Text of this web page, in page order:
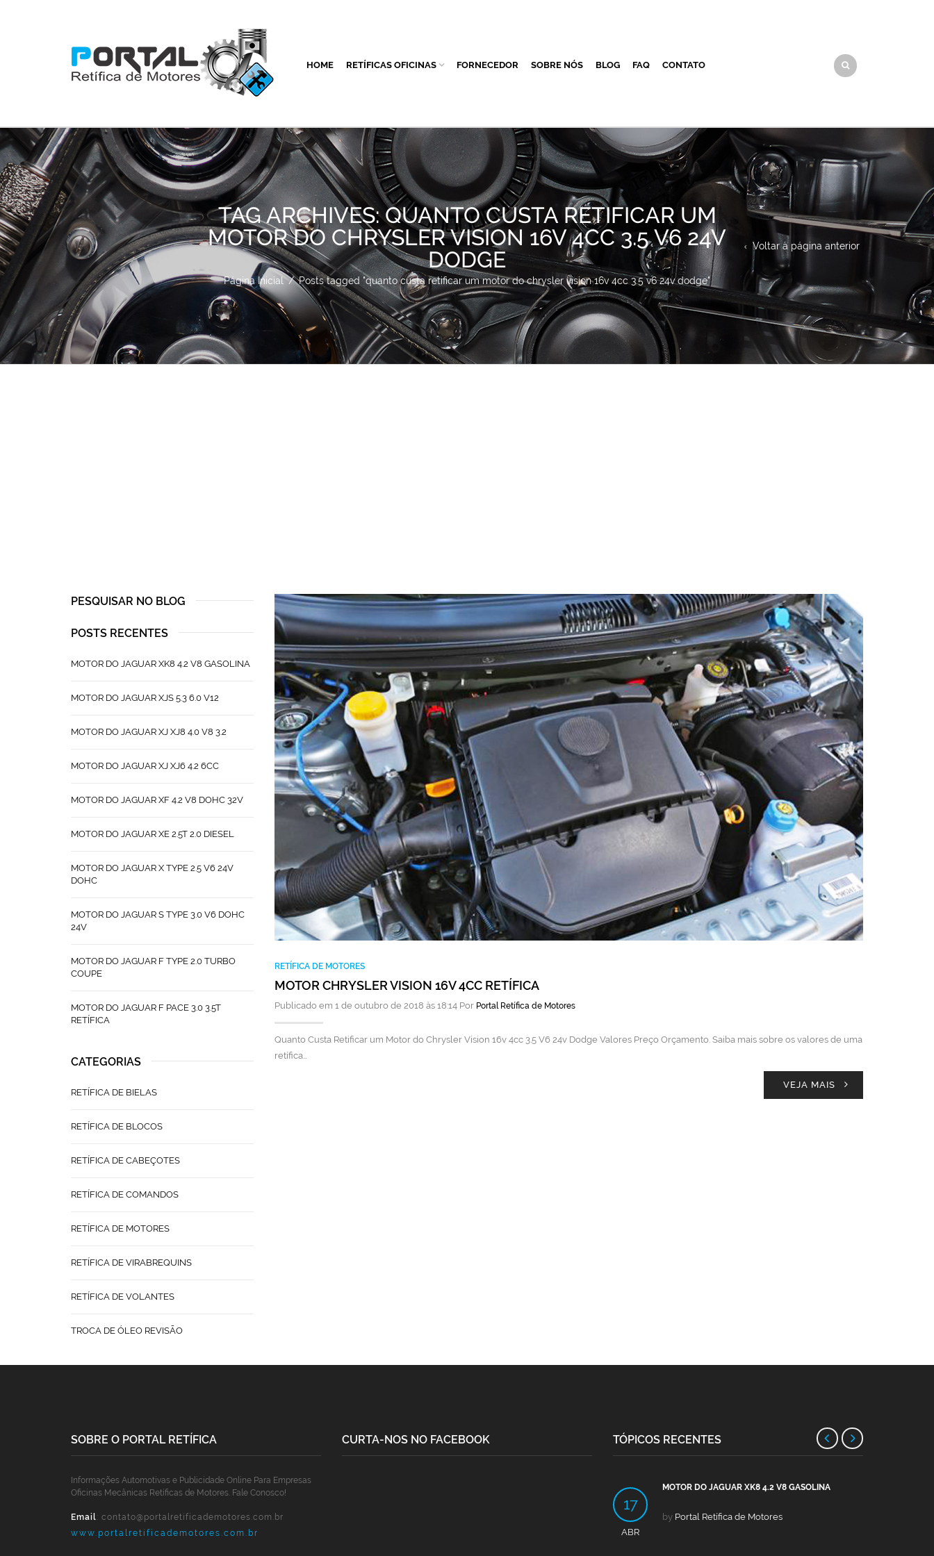
HOME RETÍFICAS OFICINAS FORNECEDOR SOBRE NÓS BLOG FAQ CONTATO
TAG ARCHIVES: QUANTO CUSTA RETIFICAR UM
MOTOR DO CHRYSLER VISION 16V 4CC 3.5 V6 24V
DODGE
Página Inicial / Posts tagged "quanto custa retificar um motor do chrysler vision 16v 4cc 3.5 v6 24v dodge"
Voltar à página anterior
RETÍFICA DE MOTORES
MOTOR CHRYSLER VISION 16V 4CC RETÍFICA
Publicado em 1 de outubro de 2018 às 18:14 Por Portal Retífica de Motores
Quanto Custa Retificar um Motor do Chrysler Vision 16v 4cc 3.5 V6 24v Dodge Valores Preço Orçamento. Saiba mais sobre os valores de uma
retífica…
VEJA MAIS
PESQUISAR NO BLOG
POSTS RECENTES
MOTOR DO JAGUAR XK8 4.2 V8 GASOLINA
MOTOR DO JAGUAR XJS 5.3 6.0 V12
MOTOR DO JAGUAR XJ XJ8 4.0 V8 3.2
MOTOR DO JAGUAR XJ XJ6 4.2 6CC
MOTOR DO JAGUAR XF 4.2 V8 DOHC 32V
MOTOR DO JAGUAR XE 2.5T 2.0 DIESEL
MOTOR DO JAGUAR X TYPE 2.5 V6 24V
DOHC
MOTOR DO JAGUAR S TYPE 3.0 V6 DOHC
24V
MOTOR DO JAGUAR F TYPE 2.0 TURBO
COUPE
MOTOR DO JAGUAR F PACE 3.0 3.5T
RETÍFICA
CATEGORIAS
RETÍFICA DE BIELAS
RETÍFICA DE BLOCOS
RETÍFICA DE CABEÇOTES
RETÍFICA DE COMANDOS
RETÍFICA DE MOTORES
RETÍFICA DE VIRABREQUINS
RETÍFICA DE VOLANTES
TROCA DE ÓLEO REVISÃO
SOBRE O PORTAL RETÍFICA
Informações Automotivas e Publicidade Online Para Empresas
Oficinas Mecânicas Retíficas de Motores. Fale Conosco!
Email: contato@portalretificademotores.com.br
www.portalretificademotores.com.br
CURTA-NOS NO FACEBOOK TÓPICOS RECENTES
17
ABR
MOTOR DO JAGUAR XK8 4.2 V8 GASOLINA
by Portal Retífica de Motores